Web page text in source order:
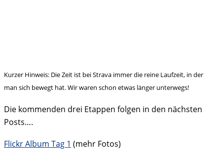
Kurzer Hinweis: Die Zeit ist bei Strava immer die reine Laufzeit, in der
man sich bewegt hat. Wir waren schon etwas länger unterwegs!
Die kommenden drei Etappen folgen in den nächsten
Posts….
Flickr Album Tag 1 (mehr Fotos)